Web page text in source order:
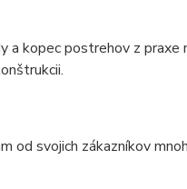
a kopec postrehov z praxe
od svojich zákazníkov